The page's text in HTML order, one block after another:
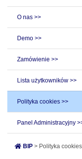
O nas >>
Demo >>
Zamówienie >>
Lista użytkowników >>
Polityka cookies >>
Panel Administracyjny
BIP > Polityka cookies